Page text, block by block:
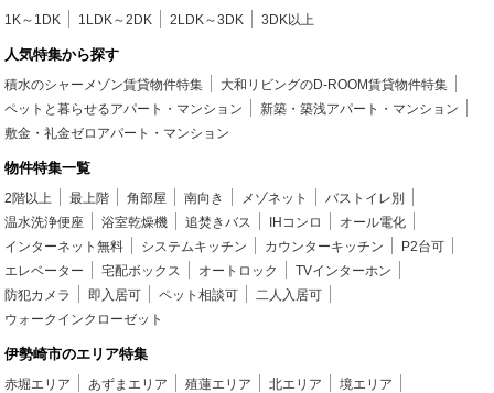
1K～1DK 1LDK～2DK 2LDK～3DK 3DK以上
人気特集から探す
積水のシャーメゾン賃貸物件特集
大和リビングのD-ROOM賃貸物件特集
ペットと暮らせるアパート・マンション
新築・築浅アパート・マンション
敷金・礼金ゼロアパート・マンション
物件特集一覧
2階以上 最上階 角部屋 南向き メゾネット
バストイレ別
温水洗浄便座
浴室乾燥機 追焚きバス IHコンロ
オール電化
インターネット無料
システムキッチン カウンターキッチン
P2台可
エレベーター
宅配ボックス オートロック
TVインターホン
防犯カメラ
即入居可 ペット相談可
二人入居可
ウォークインクローゼット
伊勢崎市のエリア特集
赤堀エリア あずまエリア 殖蓮エリア 北エリア
境エリア